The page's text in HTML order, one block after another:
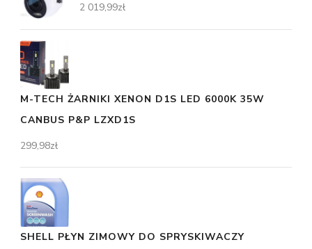
2 019,99zł
M-TECH ŻARNIKI XENON D1S LED 6000K 35W
CANBUS P&P LZXD1S
299,98zł
SHELL PŁYN ZIMOWY DO SPRYSKIWACZY